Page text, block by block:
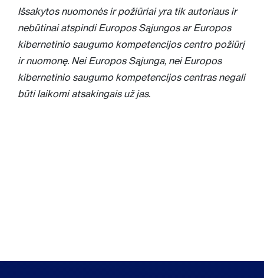
Išsakytos nuomonės ir požiūriai yra tik autoriaus ir
nebūtinai atspindi Europos Sąjungos ar Europos
kibernetinio saugumo kompetencijos centro požiūrį
ir nuomonę. Nei Europos Sąjunga, nei Europos
kibernetinio saugumo kompetencijos centras negali
būti laikomi atsakingais už jas.